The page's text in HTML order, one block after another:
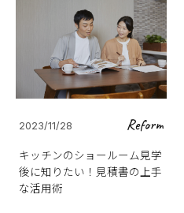
2023/11/28 Reform
キッチンのショールーム見学
後に知りたい！見積書の上手
な活用術